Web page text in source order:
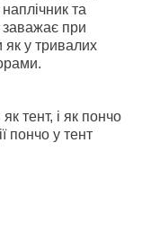
та
заважає при
як у тривалих
тент, і як пончо
пончо у тент